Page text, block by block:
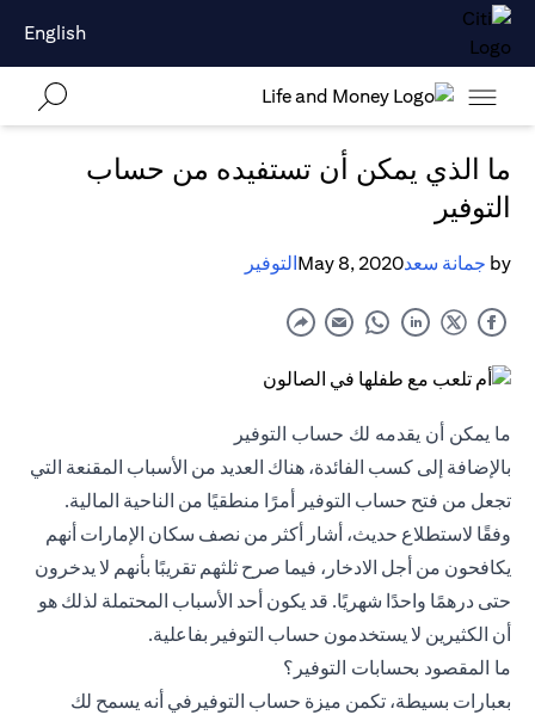
English
ما الذي يمكن أن تستفيده من حساب
التوفير
by جمانة سعدMay 8, 2020التوفير
ما يمكن أن يقدمه لك حساب التوفير
بالإضافة إلى كسب الفائدة، هناك العديد من الأسباب المقنعة التي
تجعل من فتح حساب التوفير أمرًا منطقيًا من الناحية المالية.
وفقًا لاستطلاع حديث، أشار أكثر من نصف سكان الإمارات أنهم
يكافحون من أجل الادخار، فيما صرح ثلثهم تقريبًا بأنهم لا يدخرون
حتى درهمًا واحدًا شهريًا. قد يكون أحد الأسباب المحتملة لذلك هو
أن الكثيرين لا يستخدمون حساب التوفير بفاعلية.
ما المقصود بحسابات التوفير؟
بعبارات بسيطة، تكمن ميزة حساب التوفيرفي أنه يسمح لك